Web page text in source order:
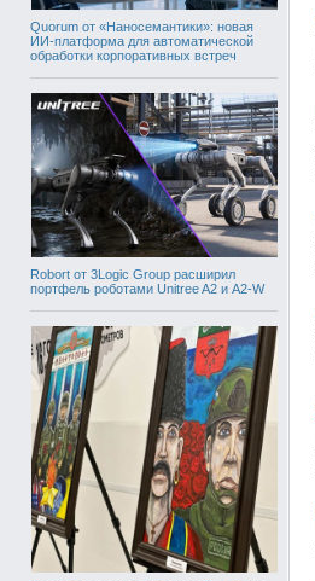
Quorum от «Наносемантики»: новая
ИИ-платформа для автоматической
обработки корпоративных встреч
Robort от 3Logic Group расширил
портфель роботами Unitree A2 и A2-W